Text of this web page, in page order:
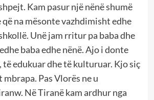
Kam pasur një nënë shumë
na mësonte vazhdimisht edhe
Unë jam rritur pa baba dhe
baba edhe nënë. Ajo i donte
edukuar dhe të kulturuar. Kjo siç
Pas Vlorës ne u
Në Tiranë kam ardhur nga